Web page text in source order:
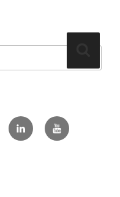
linkedin Youtube